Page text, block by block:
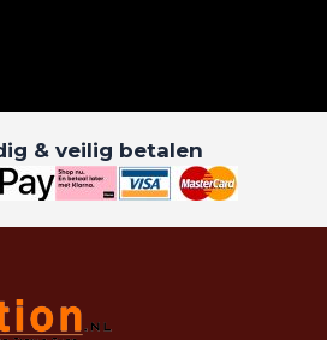
& veilig betalen